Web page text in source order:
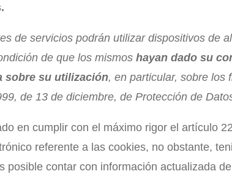
de servicios podrán utilizar dispositivos de
de que los mismoshayan dado su
sobre su utilización, en particular, sobre los
de 13 de diciembre, de Protección de
en cumplir con el máximo rigor el artículo
referente a las cookies, no obstante,
posible contar con información actualizada